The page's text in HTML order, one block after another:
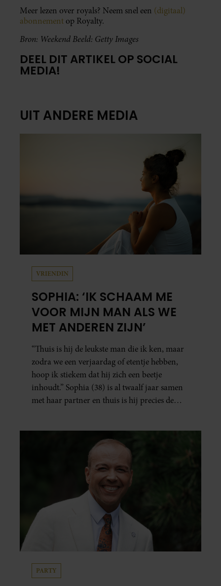
Meer lezen over royals? Neem snel een (digitaal)
abonnement op Royalty.
Bron: Weekend Beeld: Getty Images
DEEL DIT ARTIKEL OP SOCIAL
MEDIA!
UIT ANDERE MEDIA
VRIENDIN
SOPHIA: ‘IK SCHAAM ME
VOOR MIJN MAN ALS WE
MET ANDEREN ZIJN’
“Thuis is hij de leukste man die ik ken, maar
zodra we een verjaardag of etentje hebben,
hoop ik stiekem dat hij zich een beetje
inhoudt.” Sophia (38) is al twaalf jaar samen
met haar partner en thuis is hij precies de
vaker schaamt zodra ze samen onder de
PARTY